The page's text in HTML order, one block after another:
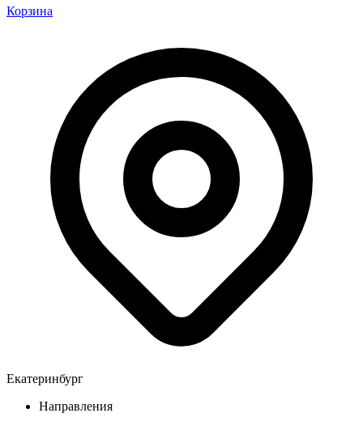
Корзина
Екатеринбург
Направления